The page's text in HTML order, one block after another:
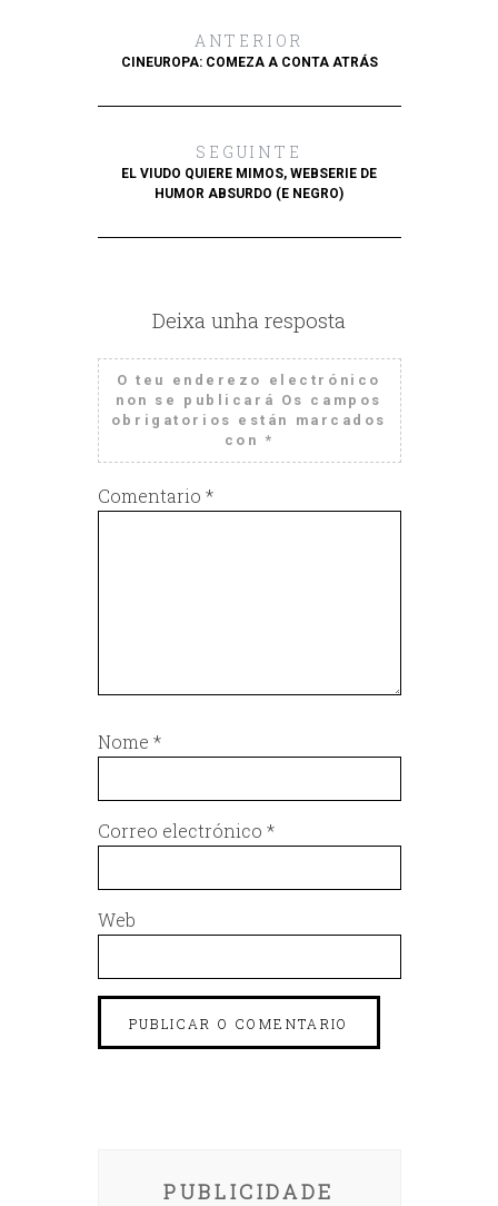
ANTERIOR
CINEUROPA: COMEZA A CONTA ATRÁS
SEGUINTE
EL VIUDO QUIERE MIMOS, WEBSERIE DE
HUMOR ABSURDO (E NEGRO)
Deixa unha resposta
O teu enderezo electrónico
non se publicará Os campos
obrigatorios están marcados
con *
Comentario *
Nome *
Correo electrónico *
Web
PUBLICIDADE